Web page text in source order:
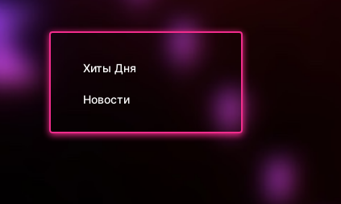
Хиты Дня
Новости